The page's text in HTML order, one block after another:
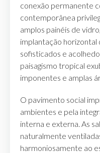
conexão permanente
contemporânea
amplos painéis de
implantação horizontal
sofisticados e
paisagismo tropical
imponentes e amplas
O pavimento social
ambientes e pela
interna e externa. As
naturalmente
harmoniosamente ao